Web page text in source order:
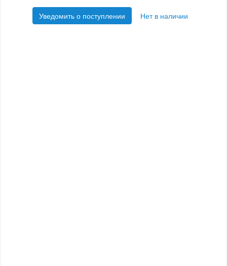
Уведомить о поступлении Нет в наличии